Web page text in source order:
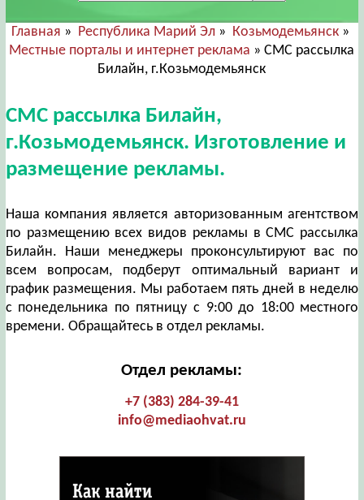
Главная » Республика Марий Эл » Козьмодемьянск»
Местные порталы и интернет реклама » СМС рассылка
Билайн, г.Козьмодемьянск
СМС рассылка Билайн,
г.Козьмодемьянск. Изготовление и
размещение рекламы.
Наша компания является авторизованным агентством
по размещению всех видов рекламы в СМС рассылка
Билайн. Наши менеджеры проконсультируют вас по
всем вопросам, подберут оптимальный вариант и
график размещения. Мы работаем пять дней в неделю
с понедельника по пятницу с 9:00 до 18:00 местного
времени. Обращайтесь в отдел рекламы.
Отдел рекламы:
+7 (383) 284-39-41
info@mediaohvat.ru